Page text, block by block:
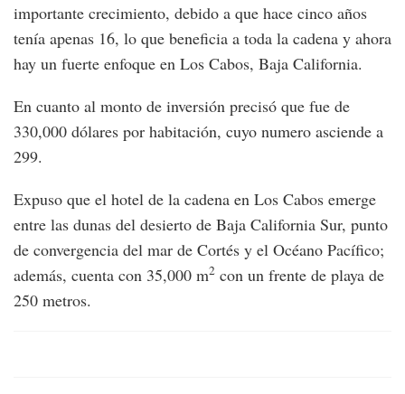
importante crecimiento, debido a que hace cinco años
tenía apenas 16, lo que beneficia a toda la cadena y ahora
hay un fuerte enfoque en Los Cabos, Baja California.
En cuanto al monto de inversión precisó que fue de
330,000 dólares por habitación, cuyo numero asciende a
299.
Expuso que el hotel de la cadena en Los Cabos emerge
entre las dunas del desierto de Baja California Sur, punto
de convergencia del mar de Cortés y el Océano Pacífico;
además, cuenta con 35,000 m2 con un frente de playa de
250 metros.